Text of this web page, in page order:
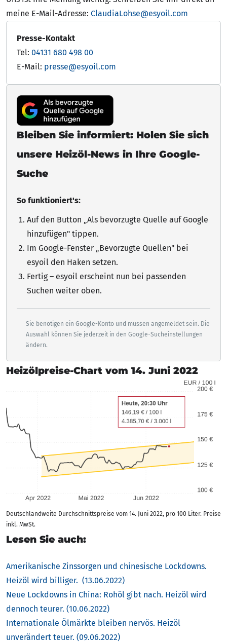
meine E-Mail-Adresse: ClaudiaLohse@esyoil.com
Presse-Kontakt
Tel: 04131 680 498 00
E-Mail: presse@esyoil.com
Bleiben Sie informiert: Holen Sie sich
unsere Heizöl-News in Ihre Google-
Suche
So funktioniert's:
Auf den Button „Als bevorzugte Quelle auf Google
hinzufügen" tippen.
Im Google-Fenster „Bevorzugte Quellen" bei
esyoil den Haken setzen.
Fertig – esyoil erscheint nun bei passenden
Suchen weiter oben.
Sie benötigen ein Google-Konto und müssen angemeldet sein. Die
Auswahl können Sie jederzeit in den Google-Sucheinstellungen
ändern.
Heizölpreise-Chart vom 14. Juni 2022
Deutschlandweite Durchschnittspreise vom 14. Juni 2022, pro 100 Liter. Preise
inkl. MwSt.
Lesen Sie auch:
Amerikanische Zinssorgen und chinesische Lockdowns.
Heizöl wird billiger. (13.06.2022)
Neue Lockdowns in China: Rohöl gibt nach. Heizöl wird
dennoch teurer. (10.06.2022)
Internationale Ölmärkte bleiben nervös. Heizöl
unverändert teuer. (09.06.2022)